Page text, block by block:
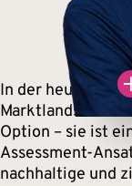
Nordhaus
In der heutigen,
Marktlandschaft
Option – sie ist
Assessment-
nachhaltige und